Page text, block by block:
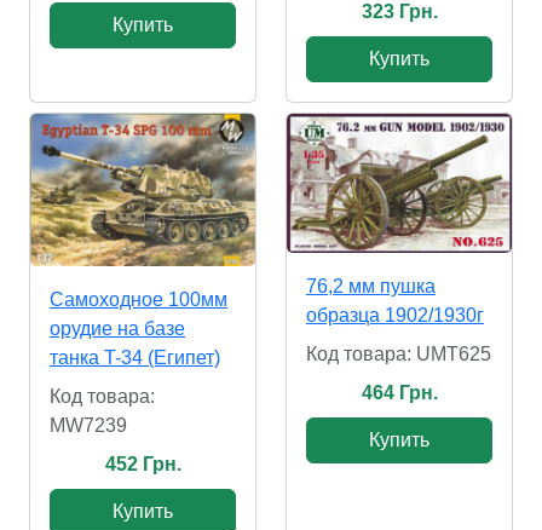
Купить
323 Грн.
Купить
Самоходное 100мм
орудие на базе
танка T-34 (Египет)
Код товара:
MW7239
452 Грн.
Купить
76,2 мм пушка
образца 1902/1930г
Код товара: UMT625
464 Грн.
Купить